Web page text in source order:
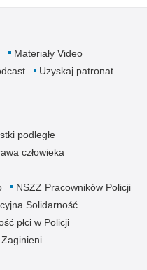
Materiały Video
Uzyskaj patronat
podległe
człowieka
NSZZ Pracowników Policji
Solidarność
płci w Policji
Zaginieni